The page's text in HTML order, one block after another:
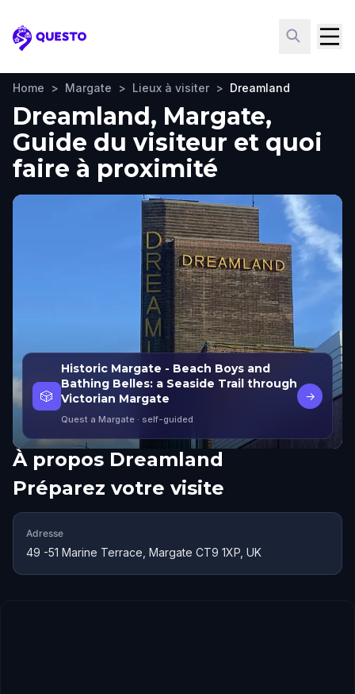
Questo
Home > Margate > Lieux à visiter > Dreamland
Dreamland, Margate,
Guide du visiteur et quoi
faire à proximité
🎲
Historic Margate - Beach Boys and
Bathing Belles: a Seaside Trail through
Victorian Margate
Quest a Margate · self-guided
→
À propos Dreamland
Préparez votre visite
Adresse
49 -51 Marine Terrace, Margate CT9 1XP, UK